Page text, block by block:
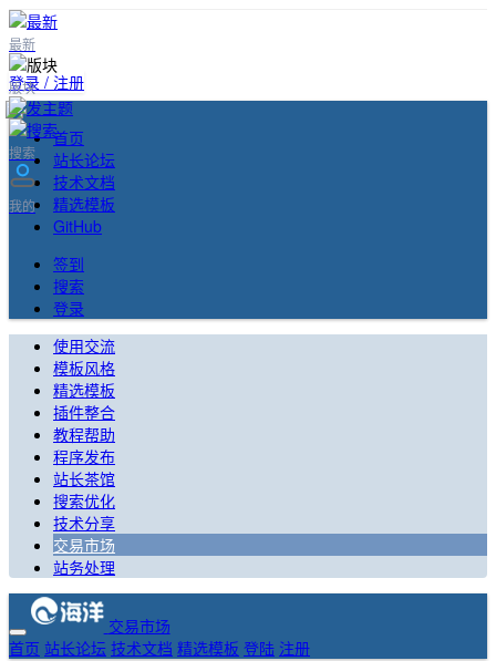
最新
版块
搜索
我的
登录 / 注册
首页
站长论坛
技术文档
精选模板
GitHub
签到
搜索
登录
使用交流
模板风格
精选模板
插件整合
教程帮助
程序发布
站长茶馆
搜索优化
技术分享
交易市场
站务处理
交易市场
首页 站长论坛 技术文档 精选模板 登陆 注册